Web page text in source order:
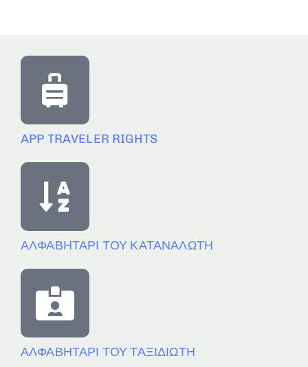
APP TRAVELER RIGHTS
ΑΛΦΑΒΗΤΑΡΙ ΤΟΥ ΚΑΤΑΝΑΛΩΤΗ
ΑΛΦΑΒΗΤΑΡΙ ΤΟΥ ΤΑΞΙΔΙΩΤΗ